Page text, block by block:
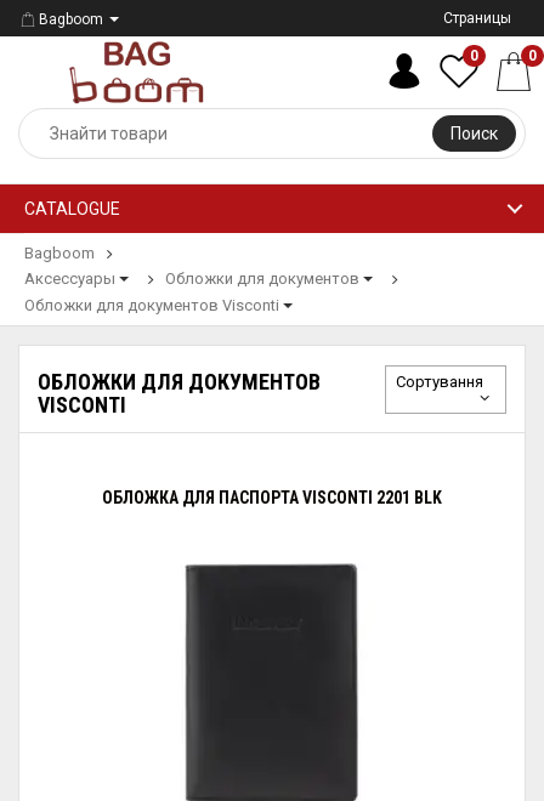
Bagboom Страницы
Поиск
0 0
CATALOGUE
Bagboom
Аксессуары
Обложки для документов
Обложки для документов Visconti
ОБЛОЖКИ ДЛЯ ДОКУМЕНТОВ
VISCONTI
Сортування
ОБЛОЖКА ДЛЯ ПАСПОРТА VISCONTI 2201 BLK